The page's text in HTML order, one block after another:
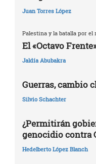
Juan Torres López
Palestina y la batalla por el
El «Octavo
Jaldía Abubakra
Guerras, cambio
Silvio Schachter
¿Permitirán
genocidio contra
Hedelberto López Blanch